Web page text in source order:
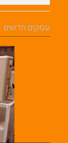
עסקים חדשים